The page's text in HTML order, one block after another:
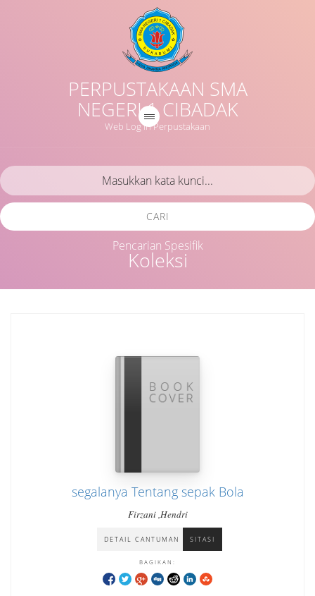
PERPUSTAKAAN SMA
NEGERI 1 CIBADAK
Web Log in Perpustakaan
Koleksi
CARI
Pencarian Spesifik
segalanya Tentang sepak Bola
Firzani ,Hendri
DETAIL CANTUMAN SITASI
BAGIKAN: